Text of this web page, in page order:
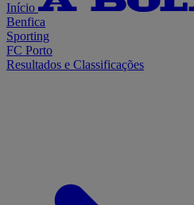
Início
Benfica
Sporting
FC Porto
Resultados e Classificações